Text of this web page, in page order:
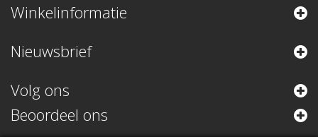
Winkelinformatie
Nieuwsbrief
Volg ons
Beoordeel ons